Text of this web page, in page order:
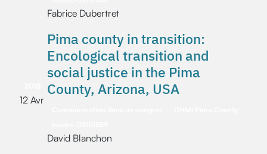
Fabrice Dubertret
12 Avr
Pima county in transition:
Encological transition and
social justice in the Pima
County, Arizona, USA
David Blanchon